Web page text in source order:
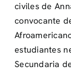
civiles de
convocante
estudiantes
Secundaria